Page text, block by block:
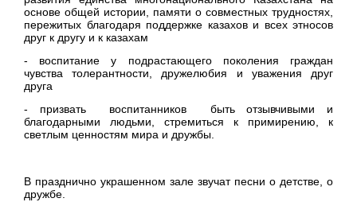
основе общей истории, памяти о совместных трудностях,
пережитых благодаря поддержке казахов и всех этносов
друг к другу и к казахам
- воспитание у подрастающего поколения граждан
чувства толерантности, дружелюбия и уважения друг
друга
- призвать воспитанников быть отзывчивыми и
благодарными людьми, стремиться к примирению, к
светлым ценностям мира и дружбы.
В празднично украшенном зале звучат песни о детстве, о
дружбе.